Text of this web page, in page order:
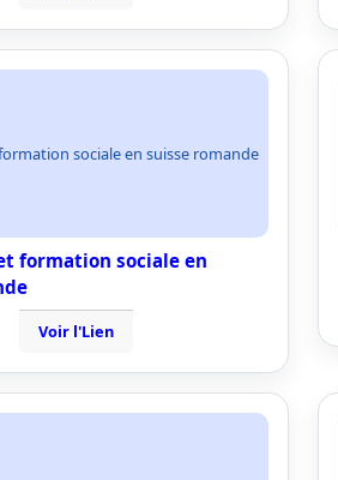
sociale en suisse romande
formation sociale en
Voir l'Lien